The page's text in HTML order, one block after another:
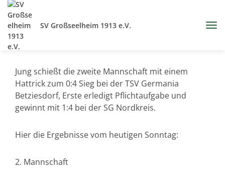
SV Großseelheim 1913 e.V.
Jung schießt die zweite Mannschaft mit einem
Hattrick zum 0:4 Sieg bei der TSV Germania
Betziesdorf, Erste erledigt Pflichtaufgabe und
gewinnt mit 1:4 bei der SG Nordkreis.
Hier die Ergebnisse vom heutigen Sonntag:
2. Mannschaft